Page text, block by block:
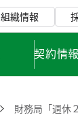
組織情報
契約情報
財務局「週休